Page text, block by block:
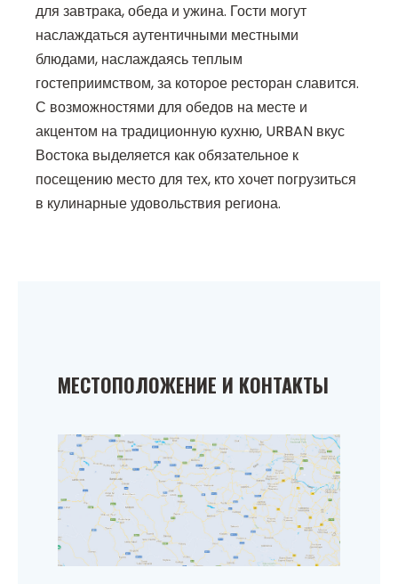
для завтрака, обеда и ужина. Гости могут
наслаждаться аутентичными местными
блюдами, наслаждаясь теплым
гостеприимством, за которое ресторан славится.
С возможностями для обедов на месте и
акцентом на традиционную кухню, URBAN вкус
Востока выделяется как обязательное к
посещению место для тех, кто хочет погрузиться
в кулинарные удовольствия региона.
МЕСТОПОЛОЖЕНИЕ И КОНТАКТЫ